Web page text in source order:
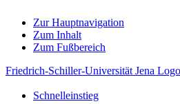
Zur Hauptnavigation
Zum Inhalt
Zum Fußbereich
Friedrich-Schiller-Universität Jena
Schnelleinstieg